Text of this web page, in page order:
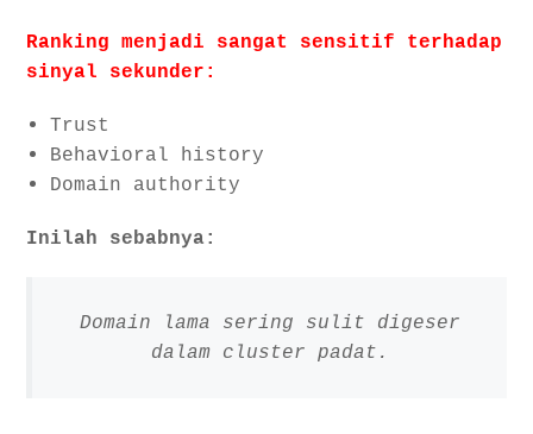
Ranking menjadi sangat sensitif terhadap
sinyal sekunder:
Trust
Behavioral history
Domain authority
Inilah sebabnya:
Domain lama sering sulit digeser
dalam cluster padat.